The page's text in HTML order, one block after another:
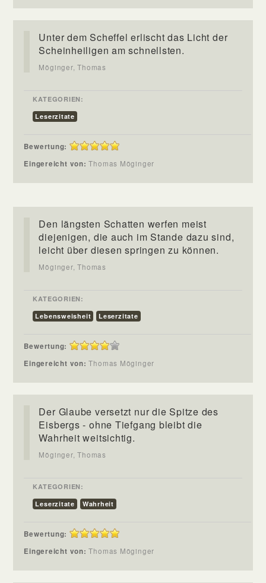
Unter dem Scheffel erlischt das Licht der
Scheinheiligen am schnellsten.
Möginger, Thomas
KATEGORIEN:
Leserzitate
Bewertung:
Eingereicht von:Thomas Möginger
Den längsten Schatten werfen meist
diejenigen, die auch im Stande dazu sind,
leicht über diesen springen zu können.
Möginger, Thomas
KATEGORIEN:
Lebensweisheit
Leserzitate
Bewertung:
Eingereicht von:Thomas Möginger
Der Glaube versetzt nur die Spitze des
Eisbergs - ohne Tiefgang bleibt die
Wahrheit weitsichtig.
Möginger, Thomas
KATEGORIEN:
Leserzitate
Wahrheit
Bewertung:
Eingereicht von:Thomas Möginger